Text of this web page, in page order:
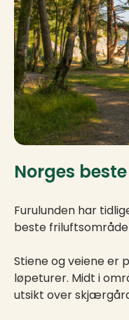
Norges
Furulunden har
beste
Stiene og veiene er
løpeturer. Midt i
utsikt over